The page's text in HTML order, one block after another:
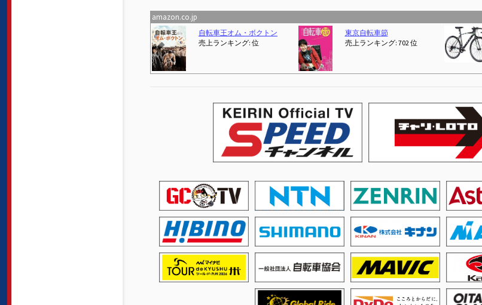
amazon.co.jp
自転車王オム・ボクトン
売上ランキング: 位
東京自転車節
売上ランキング: 702 位
Previous